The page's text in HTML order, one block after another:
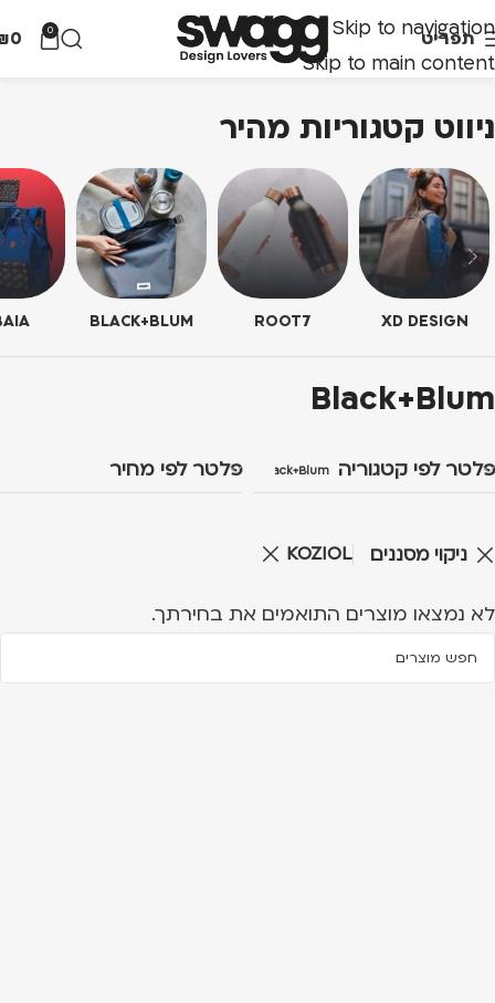
Skip to navigation
Skip to main content
תפריט 0
0
ניווט קטגוריות מהיר
XD DESIGN
ROOT7
BLACK+BLUM
Black+Blum
פלטר לפי קטגוריה Black+Blum פלטר לפי מחיר
ניקוי מסננים KOZIOL
לא נמצאו מוצרים התואמים את בחירתך.